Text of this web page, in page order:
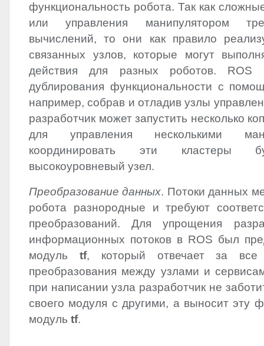
функциональность робота. Так как
или управления манипулятором
вычислений, то они как правило
связанных узлов, которые могут
действия для разных роботов. ROS
дублирования функциональности с
например, собрав и отладив узлы
разработчик может запустить несколько
для управления несколькими
координировать эти кластеры
высокоуровневый узел.
Преобразование данных. Потоки данных
робота разнородные и требуют
преобразований. Для упрощения
информационных потоков в ROS был
модуль tf, который отвечает за все
преобразования между узлами и
при написании узла разработчик не
своего модуля с другими, а выносит эту
модуль tf.